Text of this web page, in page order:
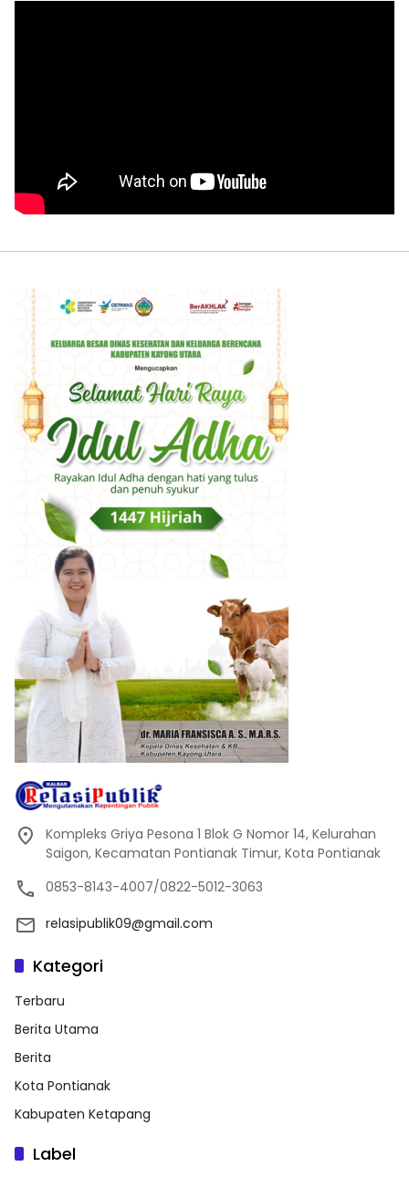
Kompleks Griya Pesona 1 Blok G Nomor 14, Kelurahan
Saigon, Kecamatan Pontianak Timur, Kota Pontianak
0853-8143-4007/0822-5012-3063
relasipublik09@gmail.com
Kategori
Terbaru
Berita Utama
Berita
Kota Pontianak
Kabupaten Ketapang
Label